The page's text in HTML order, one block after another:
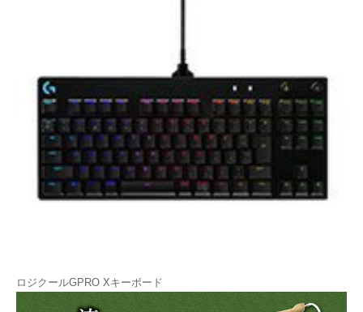
ロジクールGPRO Xキーボード